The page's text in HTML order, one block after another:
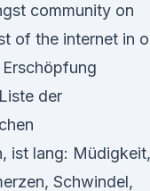
community on
of the internet in
der
ist lang: Müdigkeit,
Schwindel,